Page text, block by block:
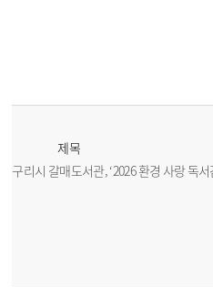
제목
구리시 갈매도서관, ‘2026 환경 사랑 독